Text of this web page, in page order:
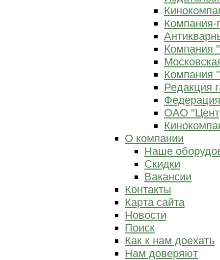
Компания-
Компания
Компания
Редакция
ОАО
О компании
Наше
Скидки
Вакансии
Контакты
Карта сайта
Новости
Поиск
Как к нам доехать
Нам доверяют